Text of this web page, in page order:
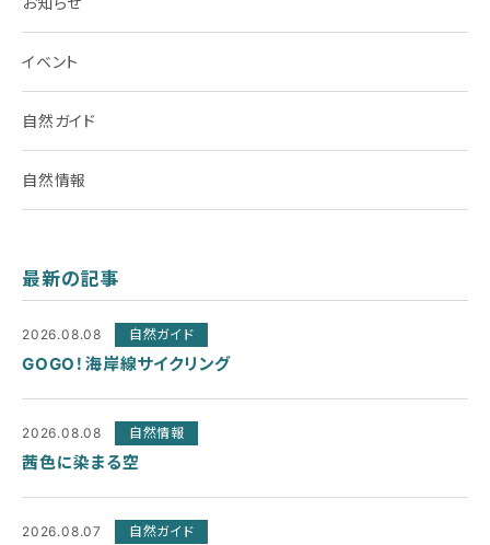
イベント
自然ガイド
自然情報
最新の記事
2026.08.08 自然ガイド
GOGO！海岸線サイクリング
2026.08.08 自然情報
茜色に染まる空
2026.08.07 自然ガイド